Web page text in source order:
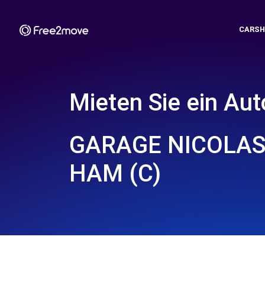
Mieten Sie ein
GARAGE
HAM (C)